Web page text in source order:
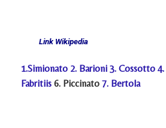
Link Wikipedia
1.Simionato 2. Barioni 3. Cossotto 4.
Fabritiis 6. Piccinato 7. Bertola